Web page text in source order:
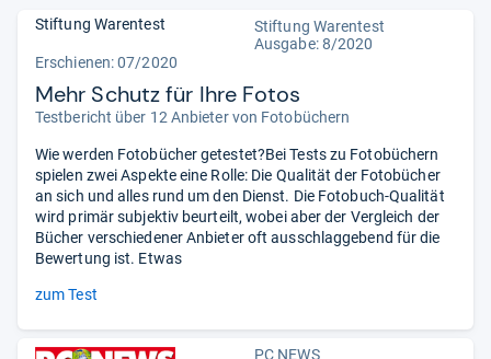
Stiftung Warentest
Stiftung Warentest
Ausgabe: 8/2020
Erschienen: 07/2020
Mehr Schutz für Ihre Fotos
Testbericht über 12 Anbieter von Fotobüchern
Wie werden Fotobücher getestet?Bei Tests zu Fotobüchern
spielen zwei Aspekte eine Rolle: Die Qualität der Fotobücher
an sich und alles rund um den Dienst. Die Fotobuch-Qualität
wird primär subjektiv beurteilt, wobei aber der Vergleich der
Bücher verschiedener Anbieter oft ausschlaggebend für die
Bewertung ist. Etwas
zum Test
PC NEWS